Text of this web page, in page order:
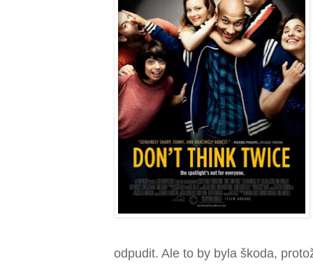
odpudit. Ale to by byla škoda,